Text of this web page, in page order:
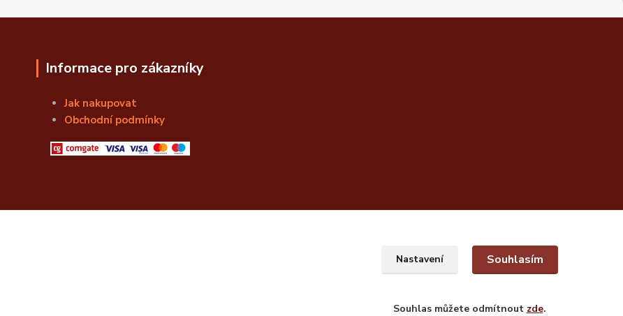
Informace pro zákazníky
Jak nakupovat
Obchodní podmínky
Nastavení Souhlasím
Souhlas můžete odmítnout zde.